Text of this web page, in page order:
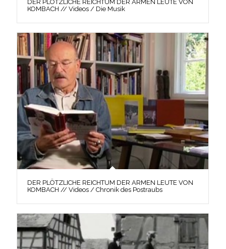
DER PLÖTZLICHE REICHTUM DER ARMEN LEUTE VON
KOMBACH // Videos / Die Musik
DER PLÖTZLICHE REICHTUM DER ARMEN LEUTE VON
KOMBACH // Videos / Chronik des Postraubs